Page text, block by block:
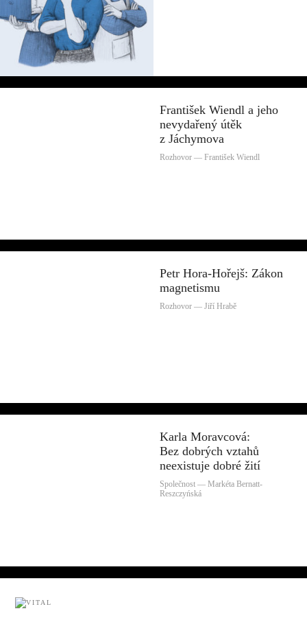
František Wiendl a jeho
nevydařený útěk
z Jáchymova
Rozhovor — František Wiendl
Petr Hora-Hořejš: Zákon
magnetismu
Rozhovor — Jiří Hrabě
Karla Moravcová:
Bez dobrých vztahů
neexistuje dobré žití
Společnost — Markéta Bernatt-
Reszczyńská